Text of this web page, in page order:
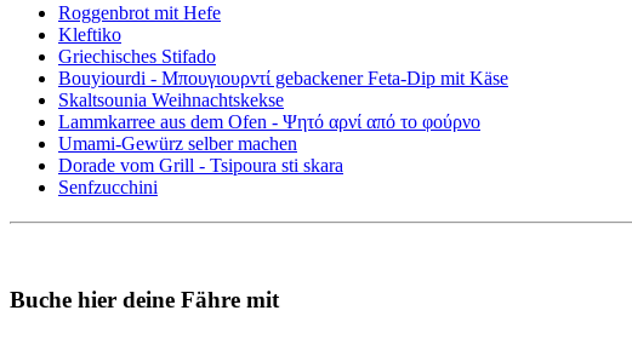
Roggenbrot mit Hefe
Kleftiko
Griechisches Stifado
Bouyiourdi - Μπουγιουρντί gebackener Feta-Dip mit Käse
Skaltsounia Weihnachtskekse
Lammkarree aus dem Ofen - Ψητό αρνί από το φούρνο
Umami-Gewürz selber machen
Dorade vom Grill - Tsipoura sti skara
Senfzucchini
Buche hier deine Fähre mit